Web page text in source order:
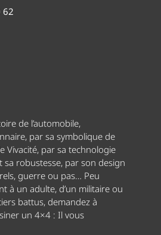
62
de l’automobile,
par sa symbolique de
Vivacité, par sa technologie
sa robustesse, par son design
guerre ou pas… Peu
à un adulte, d’un militaire ou
battus, demandez à
un 4×4 : Il vous